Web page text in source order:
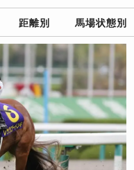
距離別 馬場状態別